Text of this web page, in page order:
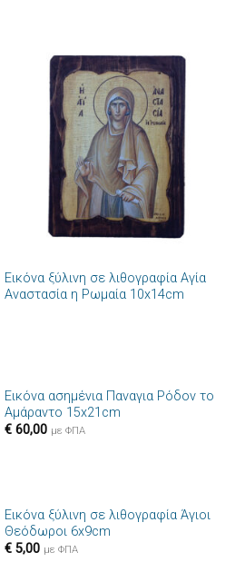
Πρόσθήκη
στην λίστα
επιθυμιών
Εικόνα ξύλινη σε λιθογραφία Αγία
Αναστασία η Ρωμαία 10x14cm
Πρόσθήκη
Εικόνα ασημένια Παναγια Ρόδον το
Αμάραντο 15x21cm
€ 60,00 με ΦΠΑ
Πρόσθήκη
Εικόνα ξύλινη σε λιθογραφία Άγιοι
Θεόδωροι 6x9cm
€ 5,00 με ΦΠΑ